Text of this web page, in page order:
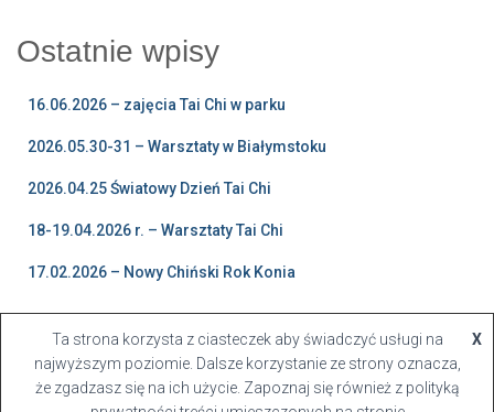
Ostatnie wpisy
16.06.2026 – zajęcia Tai Chi w parku
2026.05.30-31 – Warsztaty w Białymstoku
2026.04.25 Światowy Dzień Tai Chi
18-19.04.2026 r. – Warsztaty Tai Chi
17.02.2026 – Nowy Chiński Rok Konia
Ta strona korzysta z ciasteczek aby świadczyć usługi na
najwyższym poziomie. Dalsze korzystanie ze strony oznacza,
że zgadzasz się na ich użycie. Zapoznaj się również z polityką
X